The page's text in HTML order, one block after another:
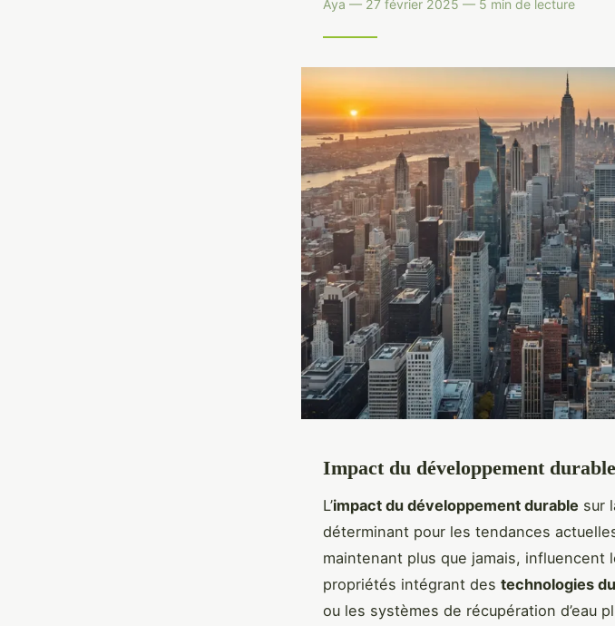
Aya — 27 février 2025 — 5 min de lecture
Impact du développement
L’impact du développement durable sur
déterminant pour les tendances
maintenant plus que jamais, influencent
propriétés intégrant des technologies
ou les systèmes de récupération d’eau